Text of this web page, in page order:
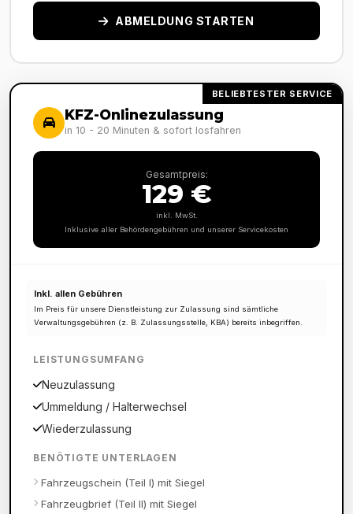
ABMELDUNG STARTEN
BELIEBTESTER SERVICE
KFZ-Onlinezulassung
in 10 - 20 Minuten & sofort losfahren
Gesamtpreis:
129 €
inkl. MwSt.
Inklusive aller Behördengebühren und unserer Servicekosten
Inkl. allen Gebühren
Im Preis für unsere Dienstleistung zur Zulassung sind sämtliche
Verwaltungsgebühren (z. B. Zulassungsstelle, KBA) bereits inbegriffen.
LEISTUNGSUMFANG
Neuzulassung
Ummeldung / Halterwechsel
Wiederzulassung
BENÖTIGTE UNTERLAGEN
Fahrzeugschein (Teil I) mit Siegel
Fahrzeugbrief (Teil II) mit Siegel